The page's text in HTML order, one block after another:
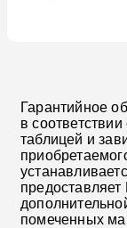
Гарантийное
в
таблицей и
помеченных